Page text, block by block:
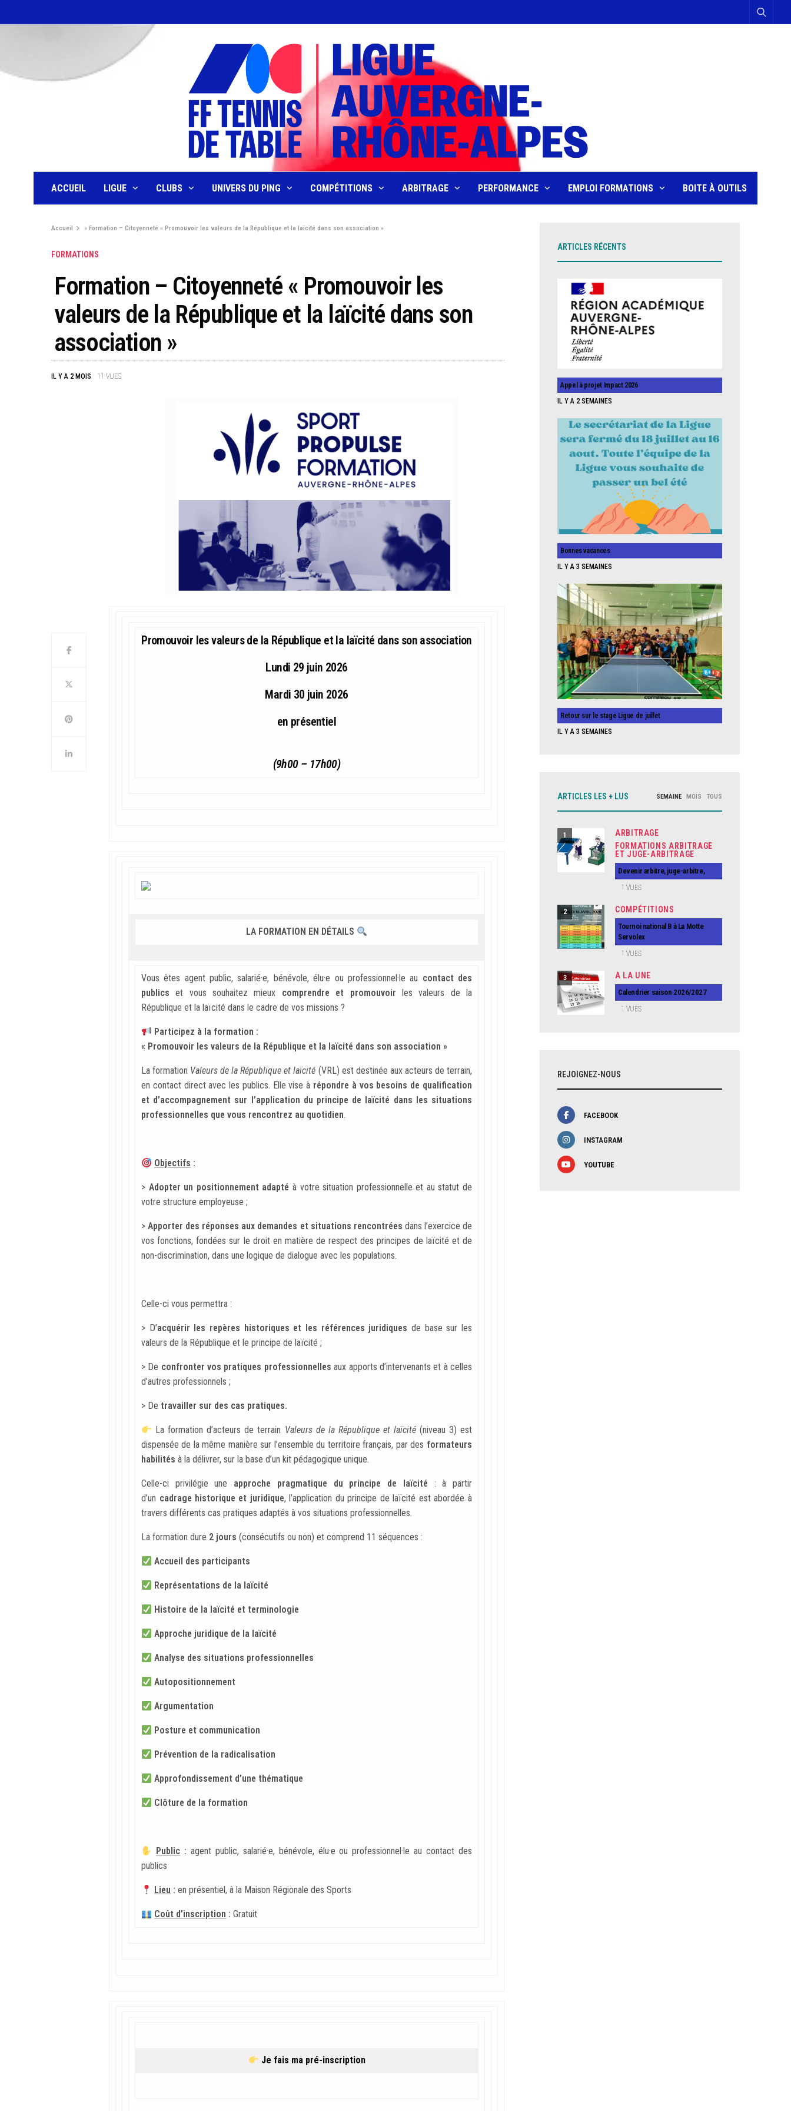
ACCUEIL LIGUE CLUBS UNIVERS DU PING COMPÉTITIONS ARBITRAGE PERFORMANCE EMPLOI FORMATIONS BOITE À OUTILS
Accueil »Formation – Citoyenneté « Promouvoir les valeurs de la République et la laïcité dans son association »
FORMATIONS
Formation – Citoyenneté « Promouvoir les
valeurs de la République et la laïcité dans son
association »
IL Y A 2 MOIS 11 VUES
Promouvoir les valeurs de la République et la laïcité dans son association
Lundi 29 juin 2026
Mardi 30 juin 2026
en présentiel
(9h00 – 17h00)
LA FORMATION EN DÉTAILS
Vous êtes agent public, salarié·e, bénévole, élu·e ou professionnel·le au contact des
publics et vous souhaitez mieux comprendre et promouvoir les valeurs de la
République et la laïcité dans le cadre de vos missions ?
Participez à la formation :
« Promouvoir les valeurs de la République et la laïcité dans son association »
La formation Valeurs de la République et laïcité (VRL) est destinée aux acteurs de terrain,
en contact direct avec les publics. Elle vise à répondre à vos besoins de qualification
et d’accompagnement sur l’application du principe de laïcité dans les situations
professionnelles que vous rencontrez au quotidien.
Objectifs :
> Adopter un positionnement adapté à votre situation professionnelle et au statut de
votre structure employeuse ;
>Apporter des réponses aux demandes et situations rencontrées dans l’exercice de
vos fonctions, fondées sur le droit en matière de respect des principes de laïcité et de
non-discrimination, dans une logique de dialogue avec les populations.
Celle-ci vous permettra :
> D’acquérir les repères historiques et les références juridiques de base sur les
valeurs de la République et le principe de laïcité ;
> De confronter vos pratiques professionnelles aux apports d’intervenants et à celles
d’autres professionnels ;
> De travailler sur des cas pratiques.
La formation d’acteurs de terrain Valeurs de la République et laïcité(niveau 3) est
dispensée de la même manière sur l’ensemble du territoire français, par des formateurs
habilités à la délivrer, sur la base d’un kit pédagogique unique.
Celle-ci privilégie une approche pragmatique du principe de laïcité : à partir
d’un cadrage historique et juridique, l’application du principe de laïcité est abordée à
travers différents cas pratiques adaptés à vos situations professionnelles.
La formation dure 2 jours (consécutifs ou non) et comprend 11 séquences :
Accueil des participants
Représentations de la laïcité
Histoire de la laïcité et terminologie
Approche juridique de la laïcité
Analyse des situations professionnelles
Autopositionnement
Argumentation
Posture et communication
Prévention de la radicalisation
Approfondissement d’une thématique
Clôture de la formation
Public : agent public, salarié·e, bénévole, élu·e ou professionnel·le au contact des
publics
Lieu : en présentiel, à la Maison Régionale des Sports
Coût d’inscription :Gratuit
Je fais ma pré-inscription
ARTICLES RÉCENTS
Appel à projet Impact 2026
IL Y A 2 SEMAINES
Bonnes vacances
IL Y A 3 SEMAINES
Retour sur le stage Ligue de juillet
IL Y A 3 SEMAINES
ARTICLES LES + LUS SEMAINE MOIS TOUS
1
ARBITRAGE
FORMATIONS ARBITRAGE
ET JUGE-ARBITRAGE
Devenir arbitre, juge-arbitre,
1 VUES
2 COMPÉTITIONS
Tournoi national B à La Motte
Servolex
1 VUES
3 A LA UNE
Calendrier saison 2026/2027
1 VUES
REJOIGNEZ-NOUS
FACEBOOK
INSTAGRAM
YOUTUBE